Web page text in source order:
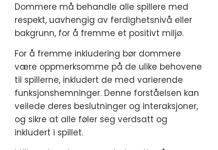
Dommere må behandle alle spillere med
respekt, uavhengig av ferdighetsnivå eller
bakgrunn, for å fremme et positivt miljø.
For å fremme inkludering bør dommere
være oppmerksomme på de ulike behovene
til spillerne, inkludert de med varierende
funksjonshemninger. Denne forståelsen kan
veilede deres beslutninger og interaksjoner,
og sikre at alle føler seg verdsatt og
inkludert i spillet.